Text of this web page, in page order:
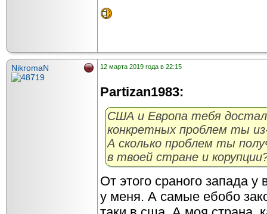
NikromaN 12 марта 2019 года в 22:15
Partizan1983:
США и Европа тебя
конкретных проблем ты
А сколько проблем ты
в твоей стране и
От этого сраного запада
у меня. А самые ебобо